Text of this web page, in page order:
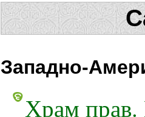
Западно-
Храм прав.